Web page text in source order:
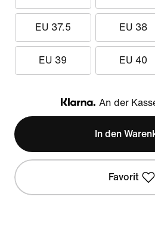
EU 37.5 EU 38
EU 39 EU 40
Klarna
An der
In den
Favorit